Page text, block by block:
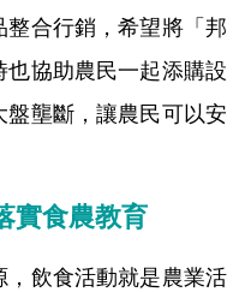
合行銷，希望將「邦
協助農民一起添購設
壟斷，讓農民可以安
實食農教育
，飲食活動就是農業活